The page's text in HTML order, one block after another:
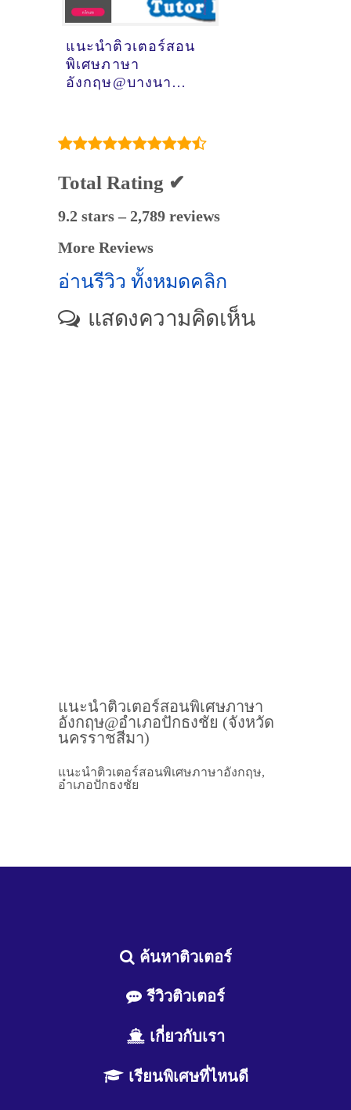
แนะนำติวเตอร์สอน
พิเศษภาษา
อังกฤษ@บางนา
Total Rating ✔
9.2 stars – 2,789 reviews
More Reviews
อ่านรีวิว ทั้งหมดคลิก
แสดงความคิดเห็น
แนะนำติวเตอร์สอนพิเศษภาษา
อังกฤษ@อำเภอปักธงชัย (จังหวัด
นครราชสีมา)
แนะนำติวเตอร์สอนพิเศษภาษาอังกฤษ,
อำเภอปักธงชัย
ค้นหาติวเตอร์
รีวิวติวเตอร์
เกี่ยวกับเรา
เรียนพิเศษที่ไหนดี